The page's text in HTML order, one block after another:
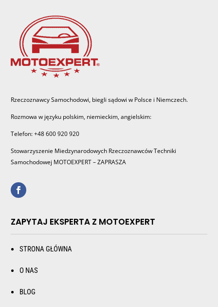
Rzeczoznawcy Samochodowi, biegli sądowi w Polsce i Niemczech.
Rozmowa w języku polskim, niemieckim, angielskim:
Telefon: +48 600 920 920
Stowarzyszenie Miedzynarodowych Rzeczoznawców Techniki
Samochodowej MOTOEXPERT – ZAPRASZA
ZAPYTAJ EKSPERTA Z MOTOEXPERT
STRONA GŁÓWNA
O NAS
BLOG